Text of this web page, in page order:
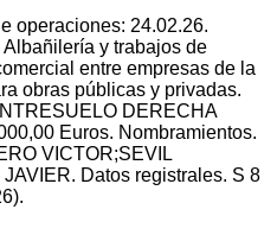
operaciones: 24.02.26.
y trabajos de
entre empresas de la
obras públicas y privadas.
DERECHA
Euros. Nombramientos.
VICTOR;SEVIL
Datos registrales. S 8